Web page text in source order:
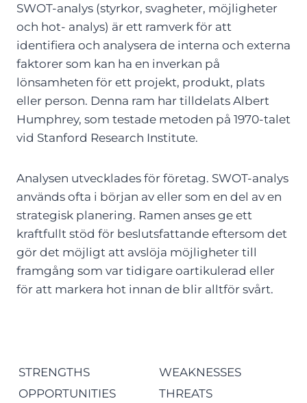
SWOT-analys (styrkor, svagheter, möjligheter
och hot- analys) är ett ramverk för att
identifiera och analysera de interna och externa
faktorer som kan ha en inverkan på
lönsamheten för ett projekt, produkt, plats
eller person. Denna ram har tilldelats Albert
Humphrey, som testade metoden på 1970-talet
vid Stanford Research Institute.
Analysen utvecklades för företag. SWOT-analys
används ofta i början av eller som en del av en
strategisk planering. Ramen anses ge ett
kraftfullt stöd för beslutsfattande eftersom det
gör det möjligt att avslöja möjligheter till
framgång som var tidigare oartikulerad eller
för att markera hot innan de blir alltför svårt.
STRENGTHS
WEAKNESSES
OPPORTUNITIES
THREATS